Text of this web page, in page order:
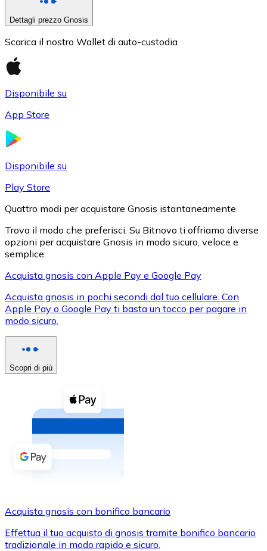
XRP
XRP
Vedi tutto
Buoni cripto
Acquista criptovalute in contanti e altri mezzi di
Acquista con contanti
Bonifico SEPA
Usa le carte Visa e Mastercard per acquistare
Dettagli prezzo Gnosis
Scarica il nostro Wallet di auto-custodia
Disponibile su
App Store
Disponibile su
Play Store
Quattro modi per acquistare Gnosis istantaneamente
Trova il modo che preferisci. Su Bitnovo ti offriamo diverse
opzioni per acquistare Gnosis in modo sicuro, veloce e
semplice.
Acquista gnosis con Apple Pay e Google Pay
Acquista gnosis in pochi secondi dal tuo cellulare. Con
Apple Pay o Google Pay ti basta un tocco per pagare in
modo sicuro.
Scopri di più
Acquista gnosis con bonifico bancario
Effettua il tuo acquisto di gnosis tramite bonifico bancario
tradizionale in modo rapido e sicuro.